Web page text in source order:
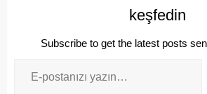
keşfedin
Subscribe to get the latest posts